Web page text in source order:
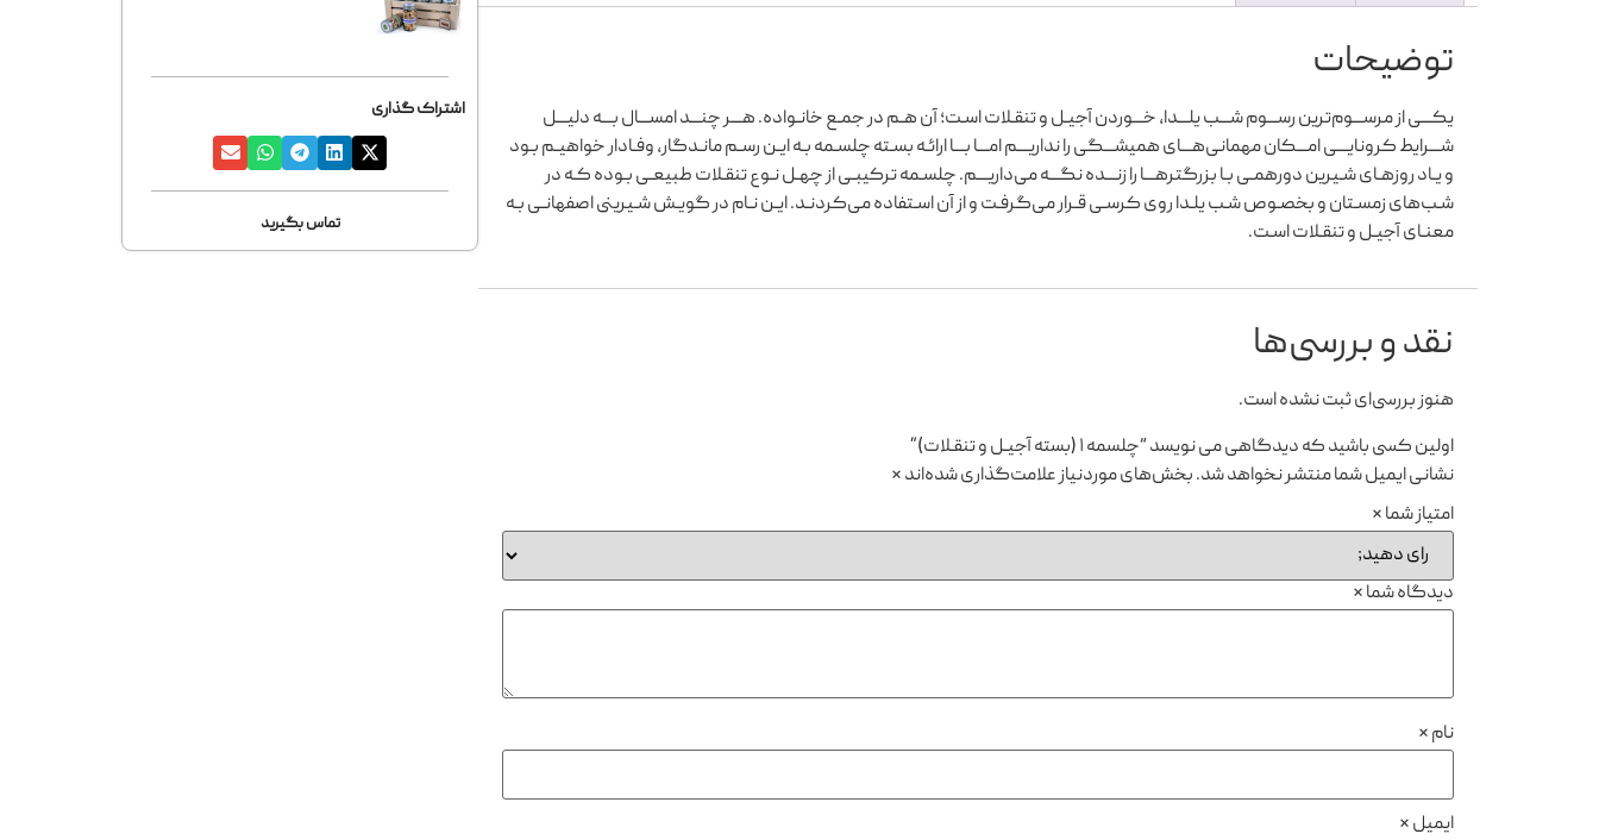
توضیحات
یکـــی از مرســـوم‌ترین رســـوم شـــب یلـــدا، خـــوردن آجیـل و تنقـلات اسـت؛ آن هـم در جمـع خانـواده. هـــر چنـــد امســـال بـــه دلیـــل
شـــرایط کرونایـــی امـــکان مهمانی‌هـــای همیشـــگی را نداریـــم امـــا بـــا ارائـه بسـته چلسـمه بـه ایـن رسـم مانـدگار، وفـادار خواهیـم بـود
و یـاد روزهـای شـیرین دورهمـی بـا بزرگترهـــا را زنـــده نگـــه می‌داریـــم. چلسـمه ترکیبـی از چهـل نـوع تنقـلات طبیعـی بـوده کـه در
شـب‌های زمسـتان و بخصـوص شـب یلـدا روی کرسـی قـرار می‌گرفـت و از آن اسـتفاده می‌کردنـد. ایـن نـام در گویـش شـیرینی اصفهانـی بـه
معنـای آجیـل و تنقـلات اسـت.
نقد و بررسی‌ها
هنوز بررسی‌ای ثبت نشده است.
اولین کسی باشید که دیدگاهی می نویسد “چلسمه ۱ (بسته آجیـل و تنقـلات)”
نشانی ایمیل شما منتشر نخواهد شد.بخش‌های موردنیاز علامت‌گذاری شده‌اند*
امتیاز شما*
دیدگاه شما*
نام*
ایمیل*
اشتراک گذاری
تماس بگیرید